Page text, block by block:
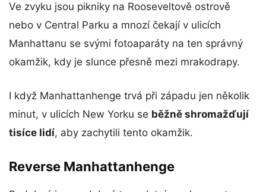
Ve zvyku jsou pikniky na Rooseveltově ostrově
nebo v Central Parku a mnozí čekají v ulicích
Manhattanu se svými fotoaparáty na ten správný
okamžik, kdy je slunce přesně mezi mrakodrapy.
I když Manhattanhenge trvá při západu jen několik
minut, v ulicích New Yorku se běžně shromažďují
tisíce lidí, aby zachytili tento okamžik.
Reverse Manhattanhenge